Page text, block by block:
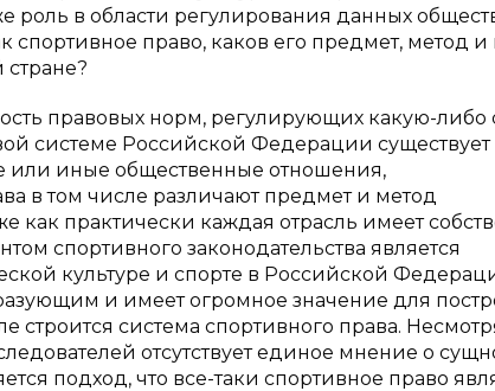
роль в области регулирования данных
спортивное право, каков его предмет, метод и
правовых норм, регулирующих какую-либо
системе Российской Федерации существует
или иные общественные отношения,
в том числе различают предмет и метод
как практически каждая отрасль имеет
спортивного законодательства является
культуре и спорте в Российской
и имеет огромное значение для
система спортивного права.
отсутствует единое мнение о
подход, что все-таки спортивное право